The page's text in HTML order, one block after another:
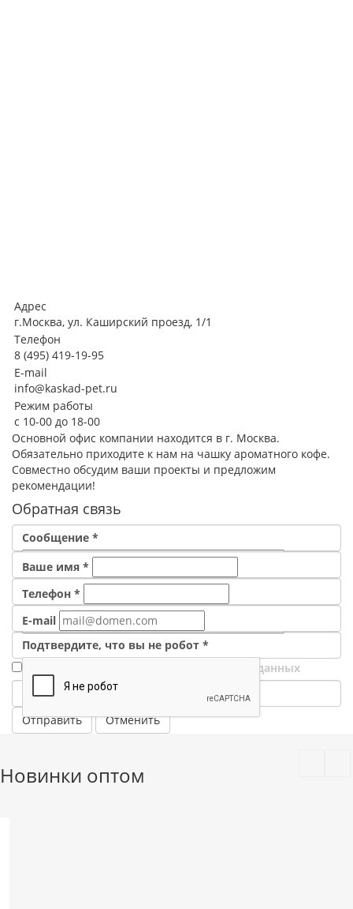
Адрес
г.Москва, ул. Каширский проезд, 1/1
Телефон
8 (495) 419-19-95
E-mail
info@kaskad-pet.ru
Режим работы
с 10-00 до 18-00
Основной офис компании находится в г. Москва.
Обязательно приходите к нам на чашку ароматного кофе.
Совместно обсудим ваши проекты и предложим
рекомендации!
Обратная связь
Сообщение *
Ваше имя *
Телефон *
E-mail
Подтвердите, что вы не робот *
обработку персональных данных
—Обязательные поля
Отменить
Новинки оптом